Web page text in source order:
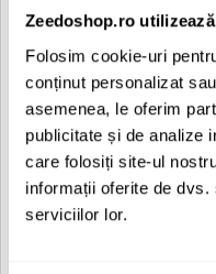
Zeedoshop.ro
Folosim cookie-uri
conținut personalizat
asemenea, le oferim
publicitate și de analize
care folosiți site-ul
informații oferite de
serviciilor lor.
Tip Pana
Culoare
Material
Tip produs Pana